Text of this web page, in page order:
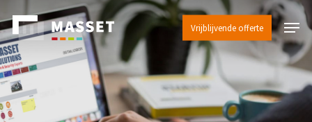
to
main
content
Vrijblijvende offerte Menu
Close
Menu